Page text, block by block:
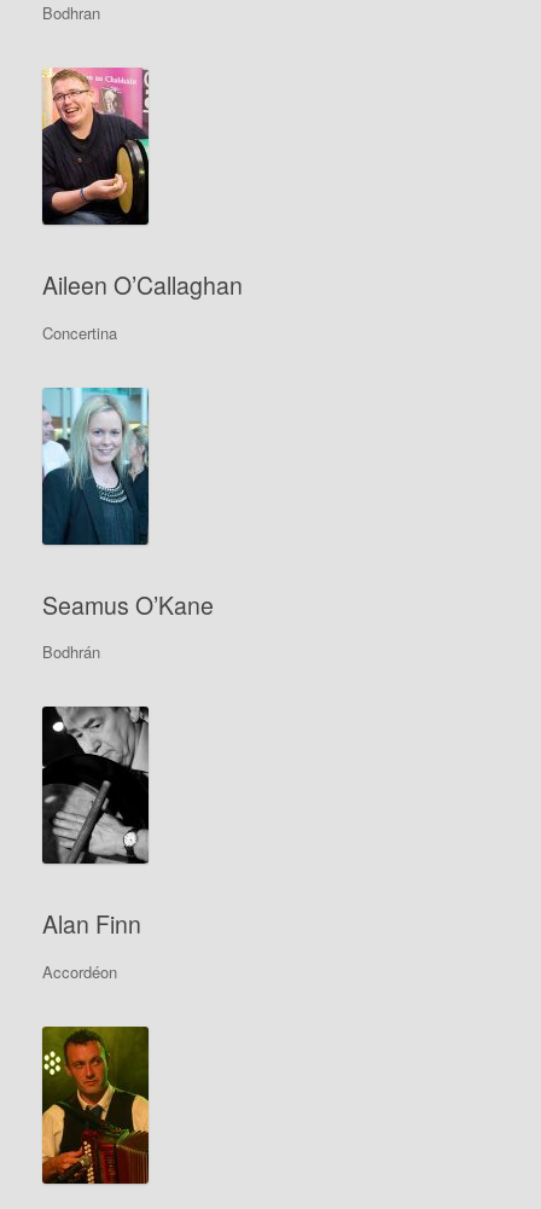
Bodhran
Aileen O’Callaghan
Concertina
Seamus O’Kane
Bodhrán
Alan Finn
Accordéon